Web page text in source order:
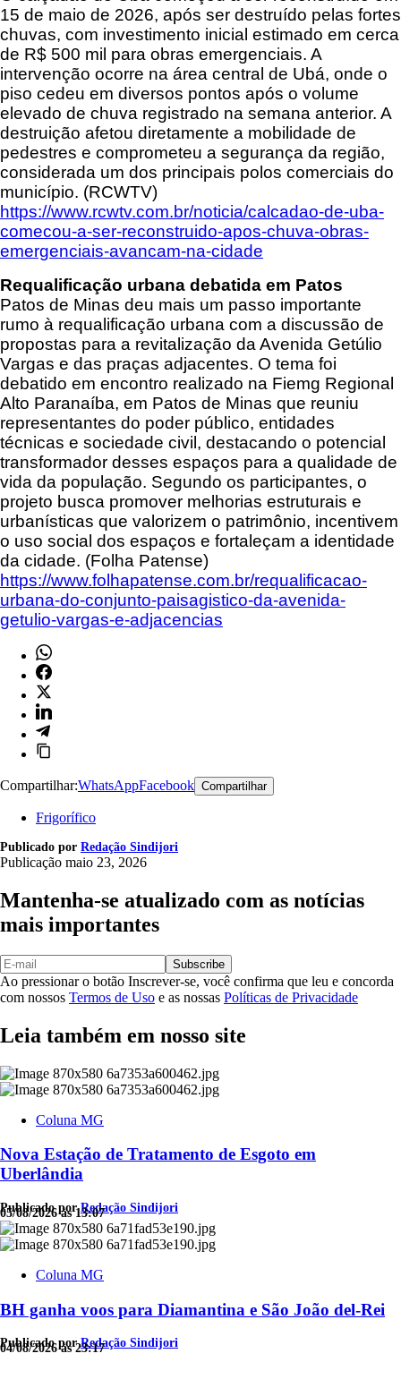
15 de maio de 2026, após ser destruído pelas fortes
chuvas, com investimento inicial estimado em cerca
de R$ 500 mil para obras emergenciais. A
intervenção ocorre na área central de Ubá, onde o
piso cedeu em diversos pontos após o volume
elevado de chuva registrado na semana anterior. A
destruição afetou diretamente a mobilidade de
pedestres e comprometeu a segurança da região,
considerada um dos principais polos comerciais do
município. (RCWTV)
https://www.rcwtv.com.br/noticia/calcadao-de-uba-
comecou-a-ser-reconstruido-apos-chuva-obras-
emergenciais-avancam-na-cidade
Requalificação urbana debatida em Patos
Patos de Minas deu mais um passo importante
rumo à requalificação urbana com a discussão de
propostas para a revitalização da Avenida Getúlio
Vargas e das praças adjacentes. O tema foi
debatido em encontro realizado na Fiemg Regional
Alto Paranaíba, em Patos de Minas que reuniu
representantes do poder público, entidades
técnicas e sociedade civil, destacando o potencial
transformador desses espaços para a qualidade de
vida da população. Segundo os participantes, o
projeto busca promover melhorias estruturais e
urbanísticas que valorizem o patrimônio, incentivem
o uso social dos espaços e fortaleçam a identidade
da cidade. (Folha Patense)
https://www.folhapatense.com.br/requalificacao-
urbana-do-conjunto-paisagistico-da-avenida-
getulio-vargas-e-adjacencias
Compartilhar:WhatsAppFacebook Compartilhar
Frigorífico
Publicado por Redação Sindijori
Publicação maio 23, 2026
Mantenha-se atualizado com as notícias
mais importantes
Subscribe
Ao pressionar o botão Inscrever-se, você confirma que leu e concorda
com nossos Termos de Uso e as nossas Políticas de Privacidade
Leia também em nosso site
Coluna MG
Nova Estação de Tratamento de Esgoto em
Uberlândia
Publicado porRedação Sindijori
05/08/2026 às 13:07
Coluna MG
BH ganha voos para Diamantina e São João del-Rei
Publicado porRedação Sindijori
04/08/2026 às 23:17